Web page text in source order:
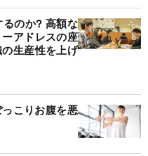
のか? 高額な
アドレスの座
生産性を上げ
こりお腹を悪